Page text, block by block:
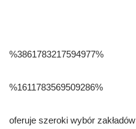
%3861783217594977%
%1611783569509286%
oferuje szeroki wybór